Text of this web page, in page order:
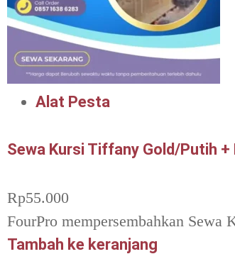
Alat Pesta
Sewa Kursi Tiffany Gold/Putih +
Rp55.000
FourPro mempersembahkan
Tambah ke keranjang